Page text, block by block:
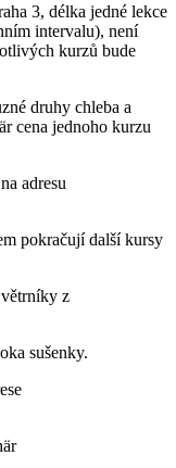
3, délka jedné lekce
intervalu), není
kurzů bude
druhy chleba a
cena jednoho kurzu
adresu
pokračují další kursy
větrníky z
sušenky.